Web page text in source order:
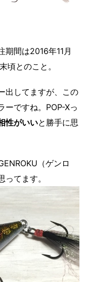
期間は2016年11月
頃とのこと。
出してますが、この
ーですね。POP-Xっ
性がいいと勝手に思
（ゲンロ
てます。